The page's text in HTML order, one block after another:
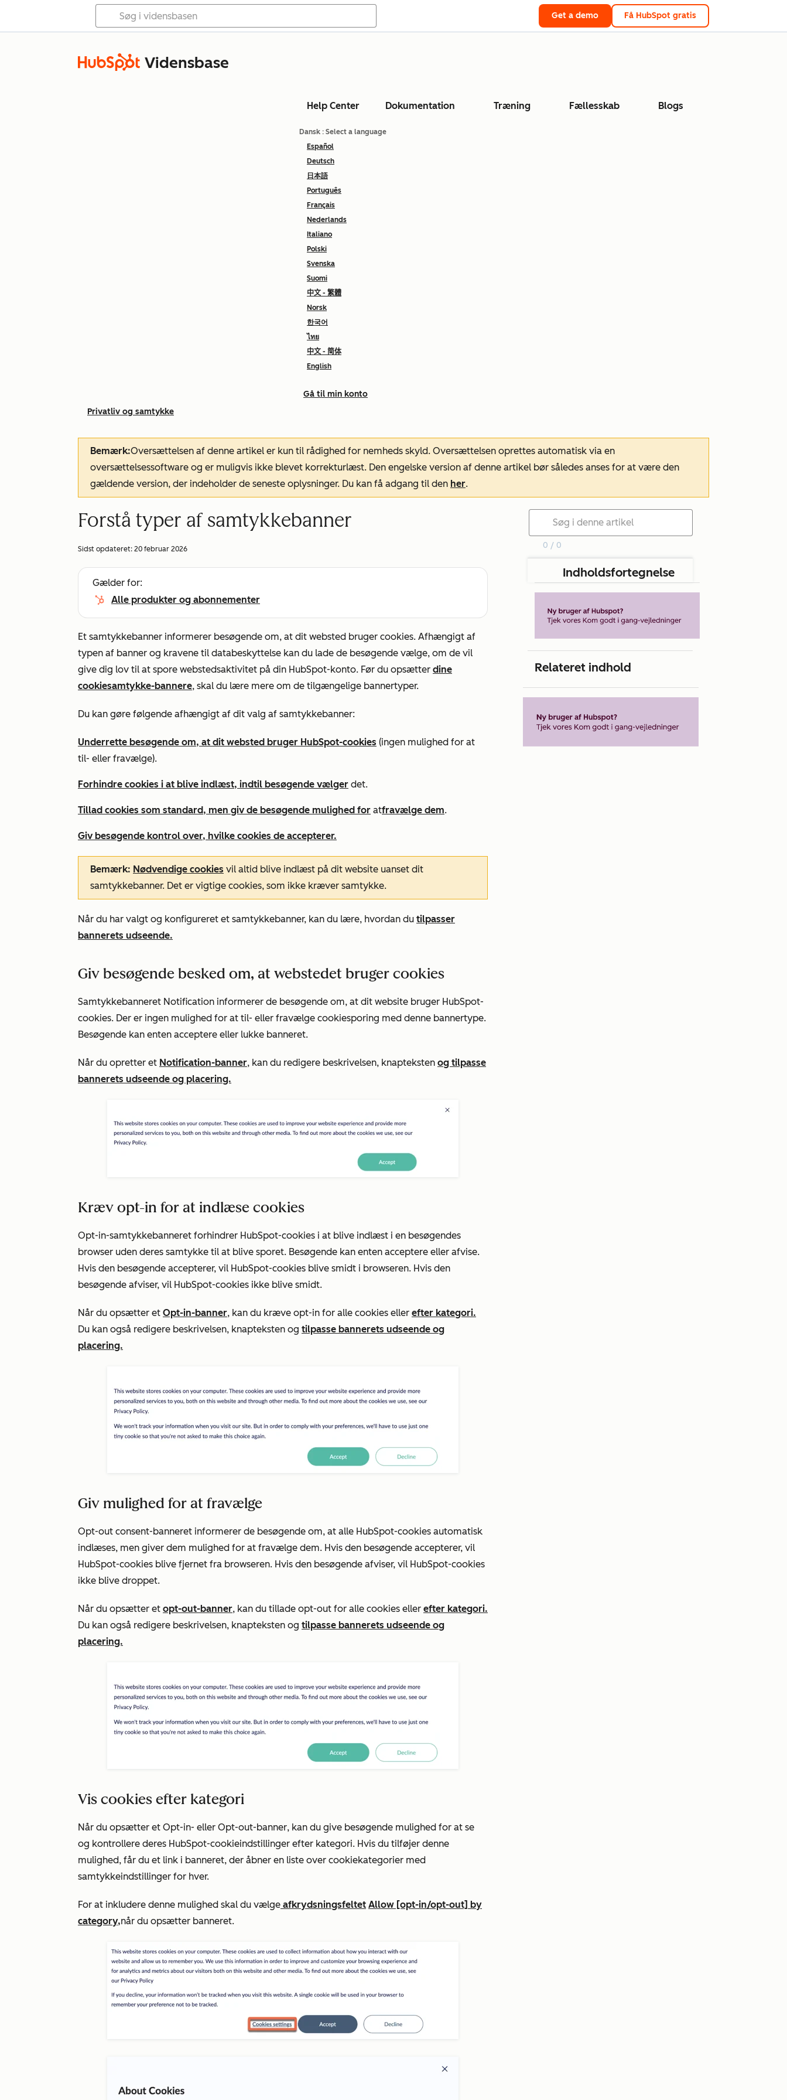
Get a demo Få HubSpot gratis
Vidensbase
Help Center Dokumentation Træning Fællesskab Blogs
Dansk : Select a language
Español
Deutsch
日本語
Português
Français
Nederlands
Italiano
Polski
Svenska
Suomi
中文 - 繁體
Norsk
한국어
ไทย
中文 - 简体
English
Gå til min konto
Privatliv og samtykke
Bemærk:Oversættelsen af denne artikel er kun til rådighed for nemheds skyld. Oversættelsen oprettes automatisk via en
oversættelsessoftware og er muligvis ikke blevet korrekturlæst. Den engelske version af denne artikel bør således anses for at være den
gældende version, der indeholder de seneste oplysninger. Du kan få adgang til den her.
Forstå typer af samtykkebanner
Sidst opdateret: 20 februar 2026
Gælder for:
Alle produkter og abonnementer
Et samtykkebanner informerer besøgende om, at dit websted bruger cookies. Afhængigt af
typen af banner og kravene til databeskyttelse kan du lade de besøgende vælge, om de vil
give dig lov til at spore webstedsaktivitet på din HubSpot-konto. Før du opsætter dine
cookiesamtykke-bannere, skal du lære mere om de tilgængelige bannertyper.
Du kan gøre følgende afhængigt af dit valg af samtykkebanner:
Underrette besøgende om, at dit websted bruger HubSpot-cookies (ingen mulighed for at
til- eller fravælge).
Forhindre cookies i at blive indlæst, indtil besøgende vælger det.
Tillad cookies som standard, men giv de besøgende mulighed for atfravælge dem.
Giv besøgende kontrol over, hvilke cookies de accepterer.
Bemærk: Nødvendige cookies vil altid blive indlæst på dit website uanset dit
samtykkebanner. Det er vigtige cookies, som ikke kræver samtykke.
Når du har valgt og konfigureret et samtykkebanner, kan du lære, hvordan du tilpasser
bannerets udseende.
Giv besøgende besked om, at webstedet bruger cookies
Samtykkebanneret Notification informerer de besøgende om, at dit website bruger HubSpot-
cookies. Der er ingen mulighed for at til- eller fravælge cookiesporing med denne bannertype.
Besøgende kan enten acceptere eller lukke banneret.
Når du opretter et Notification-banner, kan du redigere beskrivelsen, knapteksten og tilpasse
bannerets udseende og placering.
Kræv opt-in for at indlæse cookies
Opt-in-samtykkebanneret forhindrer HubSpot-cookies i at blive indlæst i en besøgendes
browser uden deres samtykke til at blive sporet. Besøgende kan enten acceptere eller afvise.
Hvis den besøgende accepterer, vil HubSpot-cookies blive smidt i browseren. Hvis den
besøgende afviser, vil HubSpot-cookies ikke blive smidt.
Når du opsætter et Opt-in-banner, kan du kræve opt-in for alle cookies eller efter kategori.
Du kan også redigere beskrivelsen, knapteksten og tilpasse bannerets udseende og
placering.
Giv mulighed for at fravælge
Opt-out consent-banneret informerer de besøgende om, at alle HubSpot-cookies automatisk
indlæses, men giver dem mulighed for at fravælge dem. Hvis den besøgende accepterer, vil
HubSpot-cookies blive fjernet fra browseren. Hvis den besøgende afviser, vil HubSpot-cookies
ikke blive droppet.
Når du opsætter et opt-out-banner, kan du tillade opt-out for alle cookies eller efter kategori.
Du kan også redigere beskrivelsen, knapteksten og tilpasse bannerets udseende og
placering.
Vis cookies efter kategori
Når du opsætter et Opt-in- eller Opt-out-banner, kan du give besøgende mulighed for at se
og kontrollere deres HubSpot-cookieindstillinger efter kategori. Hvis du tilføjer denne
mulighed, får du et link i banneret, der åbner en liste over cookiekategorier med
samtykkeindstillinger for hver.
For at inkludere denne mulighed skal du vælge afkrydsningsfeltet Allow [opt-in/opt-out] by
category,når du opsætter banneret.
0 / 0
Indholdsfortegnelse
Relateret indhold